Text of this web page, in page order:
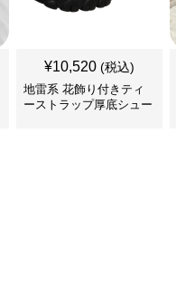
¥10,520 (税込)
地雷系 花飾り付きティ
ーストラップ厚底シュー